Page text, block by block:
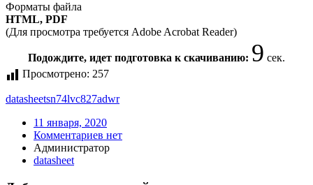
Форматы файла
HTML, PDF
(Для просмотра требуется Adobe Acrobat Reader)
Подождите, идет подготовка к скачиванию: 9 сек.
Просмотрено: 257
datasheetsn74lvc827adwr
11 января, 2020
Комментариев нет
Администратор
datasheet